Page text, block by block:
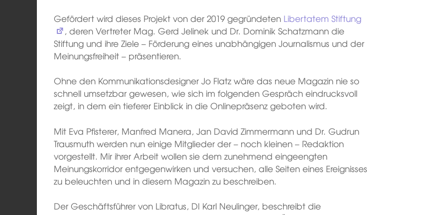
Gefördert wird dieses Projekt von der 2019 gegründeten Libertatem Stiftung
, deren Vertreter Mag. Gerd Jelinek und Dr. Dominik Schatzmann die
Stiftung und ihre Ziele – Förderung eines unabhängigen Journalismus und der
Meinungsfreiheit – präsentieren.
Ohne den Kommunikationsdesigner Jo Flatz wäre das neue Magazin nie so
schnell umsetzbar gewesen, wie sich im folgenden Gespräch eindrucksvoll
zeigt, in dem ein tieferer Einblick in die Onlinepräsenz geboten wird.
Mit Eva Pfisterer, Manfred Manera, Jan David Zimmermann und Dr. Gudrun
Trausmuth werden nun einige Mitglieder der – noch kleinen – Redaktion
vorgestellt. Mir ihrer Arbeit wollen sie dem zunehmend eingeengten
Meinungskorridor entgegenwirken und versuchen, alle Seiten eines Ereignisses
zu beleuchten und in diesem Magazin zu beschreiben.
Der Geschäftsführer von Libratus, DI Karl Neulinger, beschreibt die